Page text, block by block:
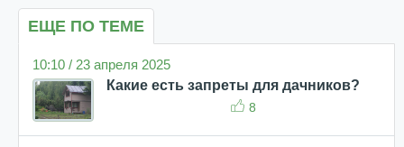
ЕЩЕ ПО ТЕМЕ
10:10 / 23 апреля 2025
Какие есть запреты для дачников?
8